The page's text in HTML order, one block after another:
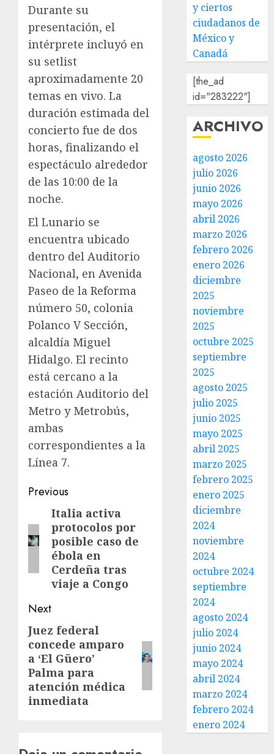
Durante su
presentación, el
intérprete incluyó en
su setlist
aproximadamente 20
temas en vivo. La
duración estimada del
concierto fue de dos
horas, finalizando el
espectáculo alrededor
de las 10:00 de la
noche.
El Lunario se
encuentra ubicado
dentro del Auditorio
Nacional, en Avenida
Paseo de la Reforma
número 50, colonia
Polanco V Sección,
alcaldía Miguel
Hidalgo. El recinto
está cercano a la
estación Auditorio del
Metro y Metrobús,
ambas
correspondientes a la
Línea 7.
Previous
Italia activa
protocolos por
posible caso de
ébola en
Cerdeña tras
viaje a Congo
Next
Juez federal
concede amparo
a ‘El Güero’
Palma para
atención médica
inmediata
y ciertos
ciudadanos de
México y
Canadá
[the_ad
id="283222"]
ARCHIVO
agosto 2026
julio 2026
junio 2026
mayo 2026
abril 2026
marzo 2026
febrero 2026
enero 2026
diciembre
2025
noviembre
2025
octubre 2025
septiembre
2025
agosto 2025
julio 2025
junio 2025
mayo 2025
abril 2025
marzo 2025
febrero 2025
enero 2025
diciembre
2024
noviembre
2024
octubre 2024
septiembre
2024
agosto 2024
julio 2024
junio 2024
mayo 2024
abril 2024
marzo 2024
febrero 2024
enero 2024